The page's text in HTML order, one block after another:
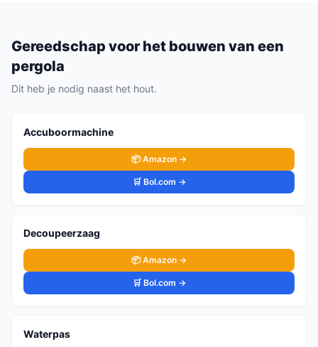
Gereedschap voor het bouwen van een
pergola
Dit heb je nodig naast het hout.
Accuboormachine
📦 Amazon →
🛒 Bol.com →
Decoupeerzaag
📦 Amazon →
🛒 Bol.com →
Waterpas